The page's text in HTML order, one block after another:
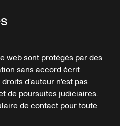
web sont protégés par des
sans accord écrit
d'auteur n'est pas
de poursuites judiciaires.
de contact pour toute